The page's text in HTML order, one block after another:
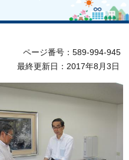
ページ番号：589-994-945
最終更新日：2017年8月3日